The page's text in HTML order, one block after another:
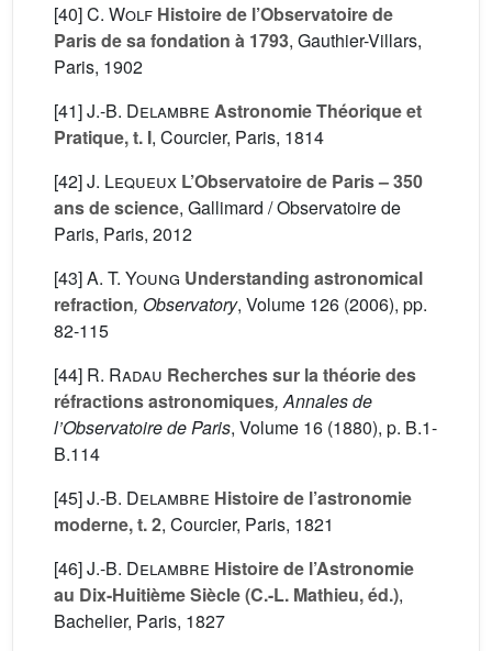
[40]C. Wolf Histoire de l’Observatoire de
Paris de sa fondation à 1793, Gauthier-Villars,
Paris, 1902
[41]J.-B. Delambre Astronomie Théorique et
Pratique, t. I, Courcier, Paris, 1814
[42]J. Lequeux L’Observatoire de Paris – 350
ans de science, Gallimard / Observatoire de
Paris, Paris, 2012
[43]A. T. Young Understanding astronomical
refraction, Observatory, Volume 126 (2006), pp.
82-115
[44] R. Radau Recherches sur la théorie des
réfractions astronomiques, Annales de
l’Observatoire de Paris, Volume 16 (1880), p. B.1-
B.114
[45]J.-B. Delambre Histoire de l’astronomie
moderne, t. 2, Courcier, Paris, 1821
[46]J.-B. Delambre Histoire de l’Astronomie
au Dix-Huitième Siècle (C.-L. Mathieu, éd.),
Bachelier, Paris, 1827